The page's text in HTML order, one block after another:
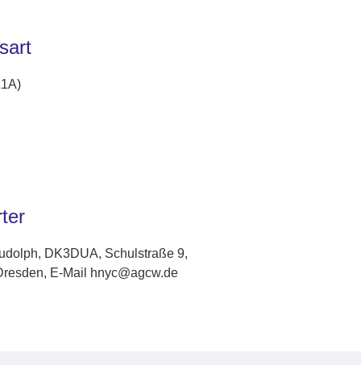
DK3DUA, Schulstraße 9,
E-Mail hnyc@agcw.de